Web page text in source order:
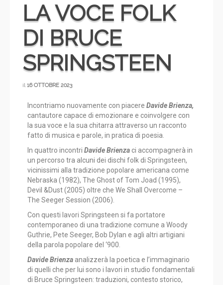
LA VOCE FOLK
DI BRUCE
SPRINGSTEEN
il 16 OTTOBRE 2023
Incontriamo nuovamente con piacere Davide Brienza,
cantautore capace di emozionare e coinvolgere con
la sua voce e la sua chitarra attraverso un racconto
fatto di musica e parole, in pratica di poesia.
In quattro incontri Davide Brienza ci accompagnerà in
un percorso tra alcuni dei dischi folk di Springsteen,
vicinissimi alla tradizione popolare americana come
Nebraska (1982), The Ghost of Tom Joad (1995),
Devil &Dust (2005) oltre che We Shall Overcome –
The Seeger Session (2006).
Con questi lavori Springsteen si fa portatore
contemporaneo di una tradizione comune a Woody
Guthrie, Pete Seeger, Bob Dylan e agli altri artigiani
della parola popolare del ‘900.
Davide Brienza analizzerà la poetica e l’immaginario
di quelli che per lui sono i lavori in studio fondamentali
di Bruce Springsteen: traduzioni, contesto storico,